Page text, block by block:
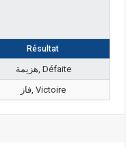
Résultat
هزيمة, Défaite
فاز, Victoire